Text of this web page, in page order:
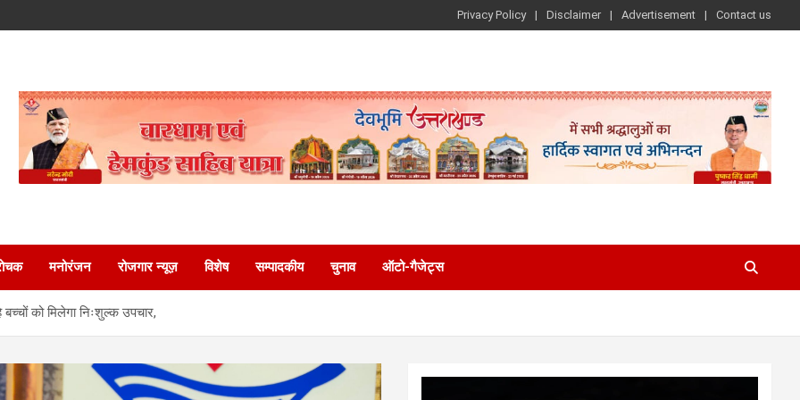
Privacy Policy Disclaimer Advertisement Contact us
मनोरंजन रोजगार न्यूज़ विशेष सम्पादकीय चुनाव ऑटो-गैजेट्स
को मिलेगा निःशुल्क उपचार,